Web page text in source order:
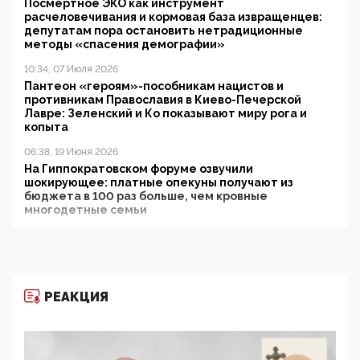
Посмертное ЭКО как инструмент
расчеловечивания и кормовая база извращенцев:
депутатам пора остановить нетрадиционные
методы «спасения демографии»
10:34, 07 Июля 2026
Пантеон «героям»-пособникам нацистов и
противникам Православия в Киево-Печерской
Лавре: Зеленский и Ко показывают миру рога и
копыта
06:38, 19 Июня 2026
На Гиппократовском форуме озвучили
шокирующее: платные опекуны получают из
бюджета в 100 раз больше, чем кровные
многодетные семьи
11:53, 09 Июня 2026
деятельность ИИТО ЮНЕСКО в России, но
цифроглобалисты продолжают определять
РЕАКЦИЯ